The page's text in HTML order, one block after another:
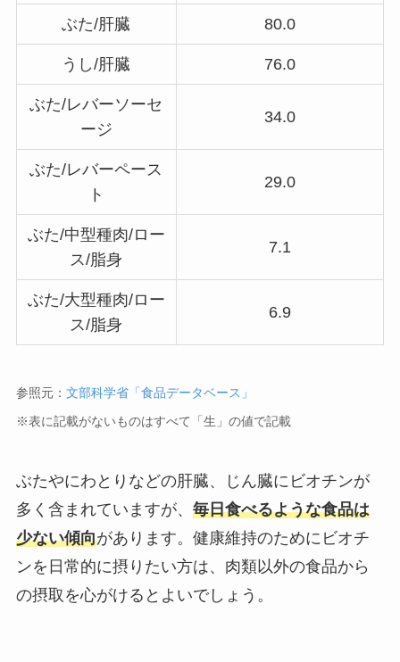
ぶた/肝臓 80.0
うし/肝臓 76.0
ぶた/レバーソーセ
ージ
34.0
ぶた/レバーペース
ト
29.0
ぶた/中型種肉/ロー
ス/脂身
7.1
ぶた/大型種肉/ロー
ス/脂身
6.9
参照元： 文部科学省「食品データベース」
※表に記載がないものはすべて「生」の値で記載
ぶたやにわとりなどの肝臓、じん臓にビオチンが
多く含まれていますが、 毎日食べるような食品は
少ない傾向があります。健康維持のためにビオチ
ンを日常的に摂りたい方は、肉類以外の食品から
の摂取を心がけるとよいでしょう。